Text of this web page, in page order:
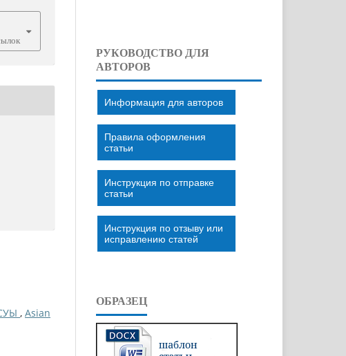
, Asian
РУКОВОДСТВО ДЛЯ
АВТОРОВ
Информация для авторов
Правила оформления
статьи
Инструкция по отправке
статьи
Инструкция по отзыву или
исправлению статей
ОБРАЗЕЦ